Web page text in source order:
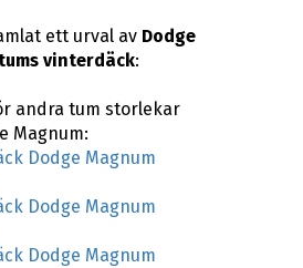
ett urval av Dodge
vinterdäck:
andra tum storlekar
Magnum:
Dodge Magnum
Dodge Magnum
Dodge Magnum